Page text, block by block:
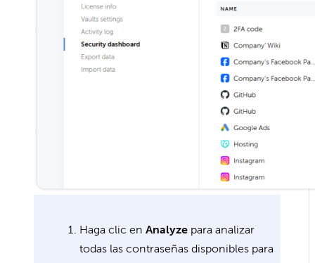
Haga clic en Analyze para analizar
todas las contraseñas disponibles para